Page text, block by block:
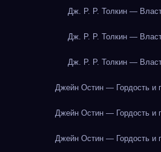
Дж. Р. Р. Толкин —
Дж. Р. Р. Толкин —
Дж. Р. Р. Толкин —
Джейн Остин — Гордость и
Джейн Остин — Гордость и
Джейн Остин — Гордость и